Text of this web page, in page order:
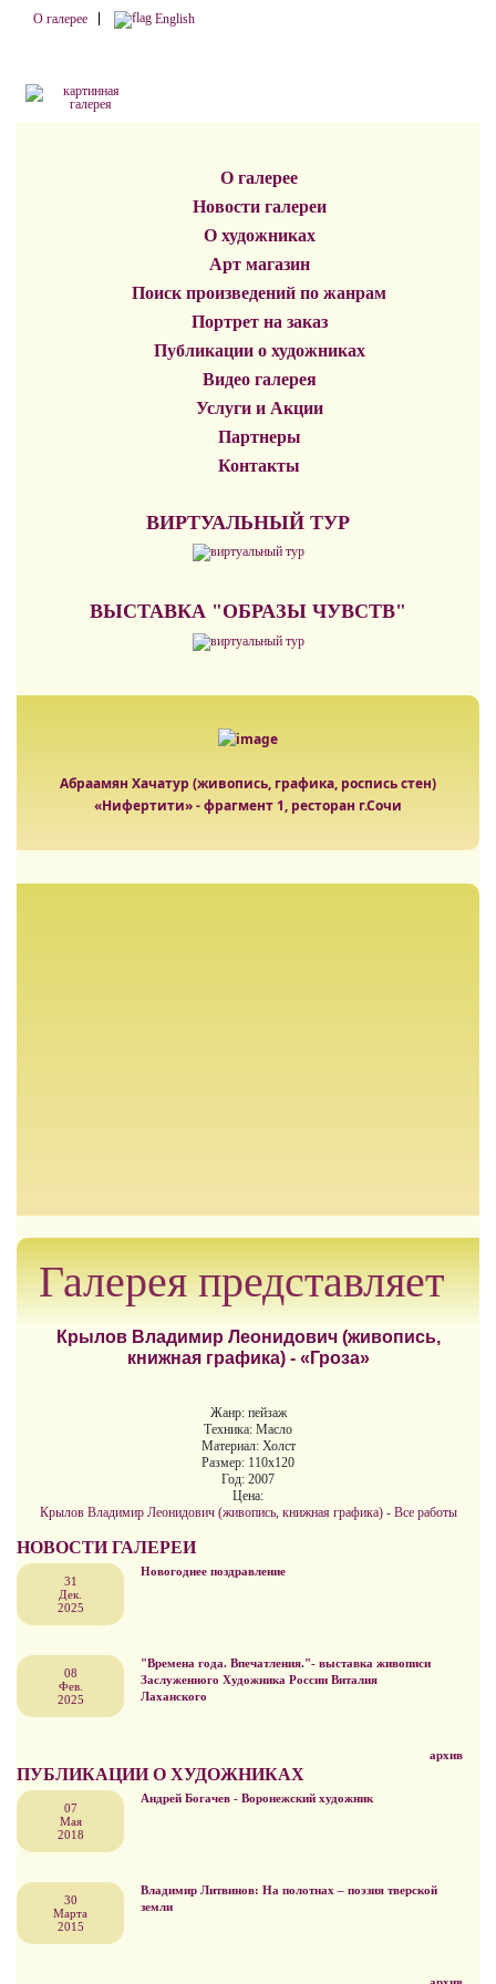
О галерее English
О галерее
Новости галереи
О художниках
Арт магазин
Поиск произведений по жанрам
Портрет на заказ
Публикации о художниках
Видео галерея
Услуги и Акции
Партнеры
Контакты
ВИРТУАЛЬНЫЙ ТУР
ВЫСТАВКА "ОБРАЗЫ ЧУВСТВ"
Абраамян Хачатур (живопись, графика, роспись стен)
«Нифертити» - фрагмент 1, ресторан г.Сочи
Галерея представляет
Крылов Владимир Леонидович (живопись,
книжная графика) - «Гроза»
Жанр: пейзаж
Техника: Масло
Материал: Холст
Размер: 110х120
Год: 2007
Цена:
Крылов Владимир Леонидович (живопись, книжная графика) - Все работы
НОВОСТИ ГАЛЕРЕИ
31
Дек.
2025
Новогоднее поздравление
08
Фев.
2025
"Времена года. Впечатления."- выставка живописи
Заслуженного Художника России Виталия
Лаханского
архив
ПУБЛИКАЦИИ О ХУДОЖНИКАХ
07
Мая
2018
Андрей Богачев - Воронежский художник
30
Марта
2015
Владимир Литвинов: На полотнах – поэзия тверской
земли